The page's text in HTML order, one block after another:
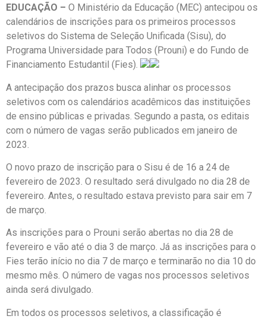
EDUCAÇÃO – O Ministério da Educação (MEC) antecipou os
calendários de inscrições para os primeiros processos
seletivos do Sistema de Seleção Unificada (Sisu), do
Programa Universidade para Todos (Prouni) e do Fundo de
Financiamento Estudantil (Fies).
A antecipação dos prazos busca alinhar os processos
seletivos com os calendários acadêmicos das instituições
de ensino públicas e privadas. Segundo a pasta, os editais
com o número de vagas serão publicados em janeiro de
2023.
O novo prazo de inscrição para o Sisu é de 16 a 24 de
fevereiro de 2023. O resultado será divulgado no dia 28 de
fevereiro. Antes, o resultado estava previsto para sair em 7
de março.
As inscrições para o Prouni serão abertas no dia 28 de
fevereiro e vão até o dia 3 de março. Já as inscrições para o
Fies terão início no dia 7 de março e terminarão no dia 10 do
mesmo mês. O número de vagas nos processos seletivos
ainda será divulgado.
Em todos os processos seletivos, a classificação é